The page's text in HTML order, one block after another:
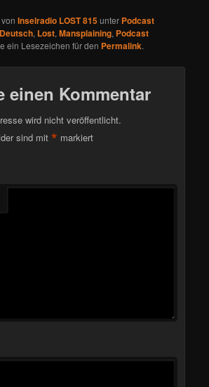
vonInselradio LOST 815unter Podcast
Deutsch, Lost,Mansplaining, Podcast
ein Lesezeichen für den Permalink.
einen Kommentar
wird nicht veröffentlicht.
sind mit* markiert